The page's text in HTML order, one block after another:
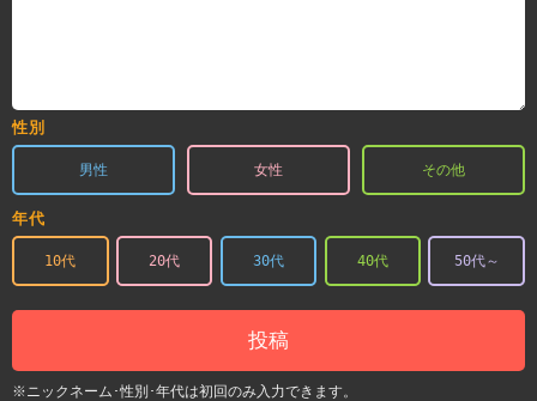
性別
男性 女性 その他
年代
10代 20代 30代 40代 50代～
投稿
※ニックネーム･性別･年代は初回のみ入力できます。